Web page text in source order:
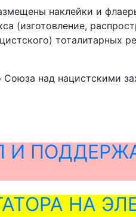
наклейки и
(изготовление,
тоталитарных
над нацистскими
И
НА